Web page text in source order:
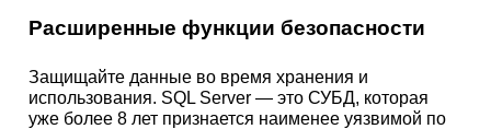
Расширенные функции безопасности
Защищайте данные во время хранения и
использования. SQL Server — это СУБД, которая
уже более 8 лет признается наименее уязвимой по